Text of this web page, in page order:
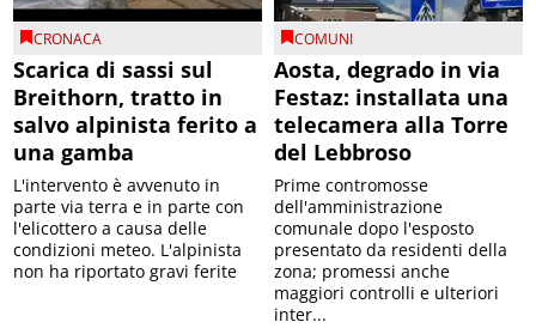
CRONACA
Scarica di sassi sul
Breithorn, tratto in
salvo alpinista ferito a
una gamba
L'intervento è avvenuto in
parte via terra e in parte con
l'elicottero a causa delle
condizioni meteo. L'alpinista
non ha riportato gravi ferite
COMUNI
Aosta, degrado in via
Festaz: installata una
telecamera alla Torre
del Lebbroso
Prime contromosse
dell'amministrazione
comunale dopo l'esposto
presentato da residenti della
zona; promessi anche
maggiori controlli e ulteriori
inter...